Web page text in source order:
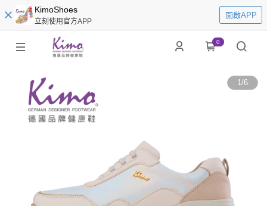
KimoShoes
立刻使用官方APP
開啟APP
0
1/6